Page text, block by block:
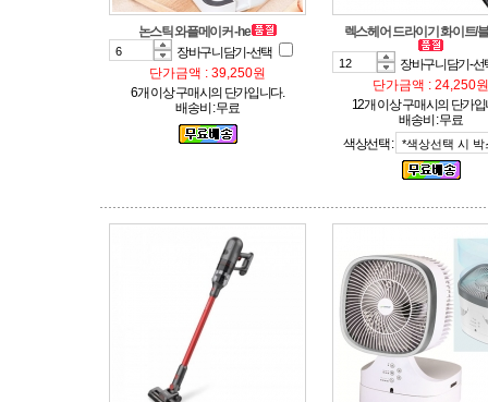
논스틱 와플메이커 -he
장바구니담기-선택
단가금액 : 39,250원
6개 이상 구매시의 단가입니다.
배송비 : 무료
렉스헤어 드라이기 화이트/
장바구니담기-
단가금액 : 24,250원
12개 이상 구매시의 단가입
배송비 : 무료
색상선택 :